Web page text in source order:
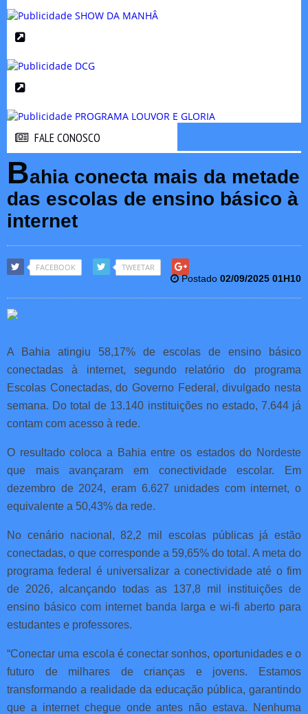
FALE CONOSCO
Bahia conecta mais da metade
das escolas de ensino básico à
internet
FACEBOOK TWEETAR
Postado 02/09/2025 01H10
A Bahia atingiu 58,17% de escolas de ensino básico
conectadas à internet, segundo relatório do programa
Escolas Conectadas, do Governo Federal, divulgado nesta
semana. Do total de 13.140 instituições no estado, 7.644 já
contam com acesso à rede.
O resultado coloca a Bahia entre os estados do Nordeste
que mais avançaram em conectividade escolar. Em
dezembro de 2024, eram 6.627 unidades com internet, o
equivalente a 50,43% da rede.
No cenário nacional, 82,2 mil escolas públicas já estão
conectadas, o que corresponde a 59,65% do total. A meta do
programa federal é universalizar a conectividade até o fim
de 2026, alcançando todas as 137,8 mil instituições de
ensino básico com internet banda larga e wi-fi aberto para
estudantes e professores.
“Conectar uma escola é conectar sonhos, oportunidades e o
futuro de milhares de crianças e jovens. Estamos
transformando a realidade da educação pública, garantindo
que a internet chegue onde antes não estava. Nenhuma